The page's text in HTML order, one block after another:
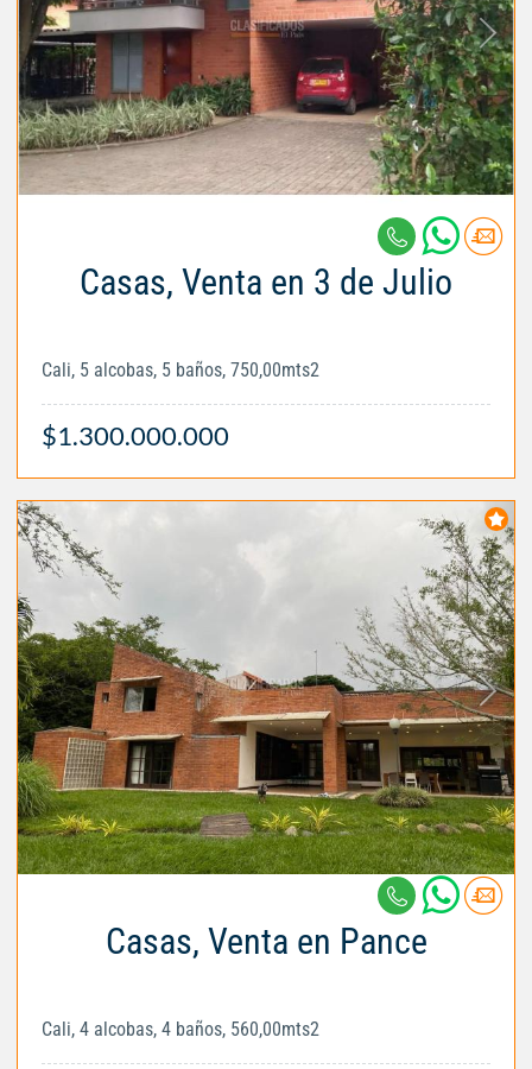
Casas, Venta en 3 de Julio
Cali, 5 alcobas, 5 baños, 750,00mts2
$1.300.000.000
Casas, Venta en Pance
Cali, 4 alcobas, 4 baños, 560,00mts2